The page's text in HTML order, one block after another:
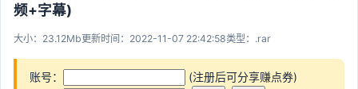
频+字幕)
大小：23.12Mb更新时间：2022-11-07 22:42:58类型：.rar
账号：
(注册后可分享赚点券)